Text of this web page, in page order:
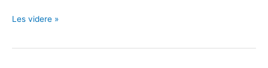
Sang
Les videre »